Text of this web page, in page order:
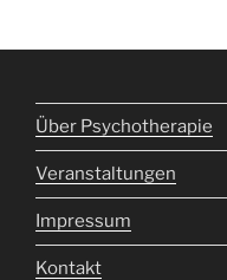
Über Psychotherapie
Veranstaltungen
Impressum
Kontakt